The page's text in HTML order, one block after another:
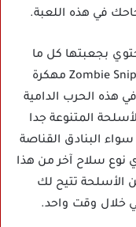
في هذه اللعبة.
بجعبتها كل ما
تبحث عنه من أسلحة في لعبة Zombie Sniper War 3 مهكرة
هذه الحرب الدامية
المتنوعة جدا
البنادق القناصة
أي نوع سلاح آخر من هذا
الأسلحة تتيح لك
خلال وقت واحد.